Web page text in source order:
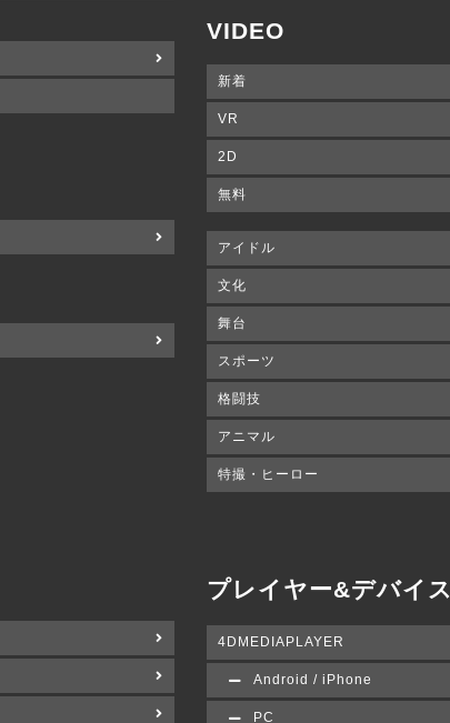
VIDEO
新着
VR
2D
無料
アイドル
文化
舞台
スポーツ
格闘技
アニマル
特撮・ヒーロー
プレイヤー&デバイス
4DMEDIAPLAYER
Android / iPhone
PC